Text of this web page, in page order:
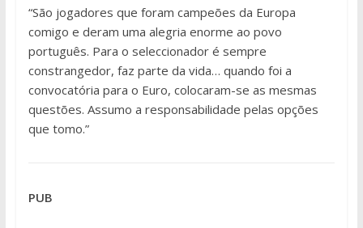
“São jogadores que foram campeões da Europa
comigo e deram uma alegria enorme ao povo
português. Para o seleccionador é sempre
constrangedor, faz parte da vida… quando foi a
convocatória para o Euro, colocaram-se as mesmas
questões. Assumo a responsabilidade pelas opções
que tomo.”
PUB